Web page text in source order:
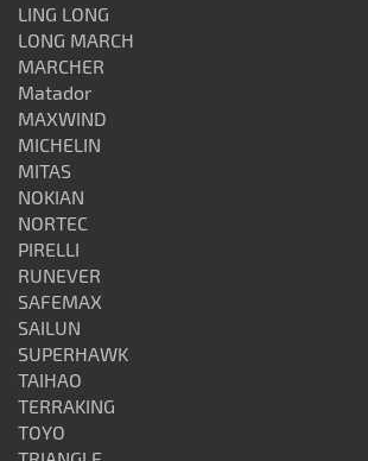
LING LONG
LONG MARCH
MARCHER
Matador
MAXWIND
MICHELIN
MITAS
NOKIAN
NORTEC
PIRELLI
RUNEVER
SAFEMAX
SAILUN
SUPERHAWK
TAIHAO
TERRAKING
TOYO